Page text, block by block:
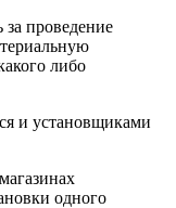
за проведение
либо
и установщиками
одного